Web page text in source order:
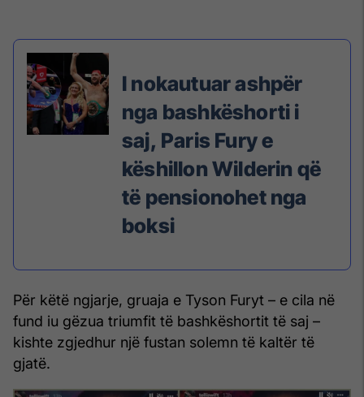
I nokautuar ashpër
nga bashkëshorti i
saj, Paris Fury e
këshillon Wilderin që
të pensionohet nga
boksi
Për këtë ngjarje, gruaja e Tyson Furyt – e cila në
fund iu gëzua triumfit të bashkëshortit të saj –
kishte zgjedhur një fustan solemn të kaltër të
gjatë.